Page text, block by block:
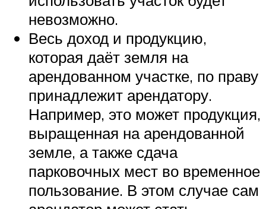
невозможно.
Весь доход и продукцию,
которая даёт земля на
арендованном участке, по праву
принадлежит арендатору.
Например, это может продукция,
выращенная на арендованной
земле, а также сдача
парковочных мест во временное
пользование. В этом случае сам